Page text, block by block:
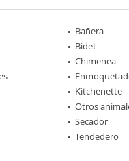
Bañera
Bidet
Chimenea
Kitchenette
Otros
Secador
Tendedero